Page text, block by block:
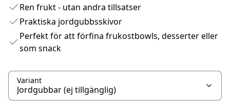
Ren frukt - utan andra tillsatser
Praktiska jordgubbsskivor
Perfekt för att förfina frukostbowls, desserter eller
som snack
Variant